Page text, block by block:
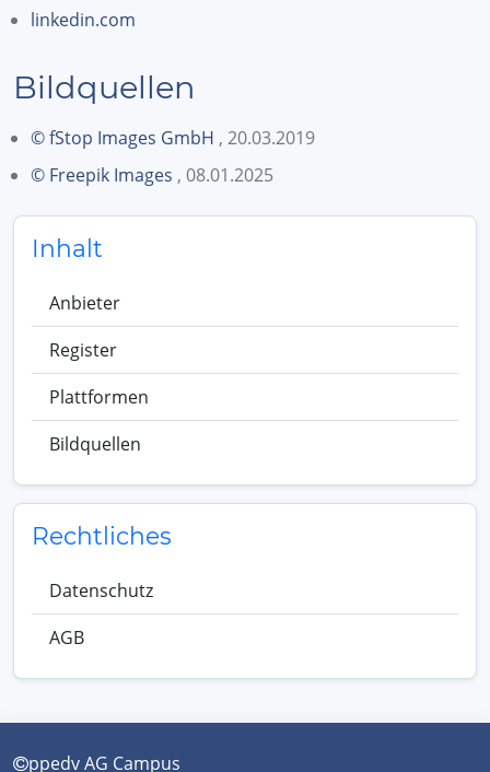
linkedin.com
Bildquellen
© fStop Images GmbH , 20.03.2019
© Freepik Images , 08.01.2025
Inhalt
Anbieter
Register
Plattformen
Bildquellen
Rechtliches
Datenschutz
AGB
ppedv AG Campus